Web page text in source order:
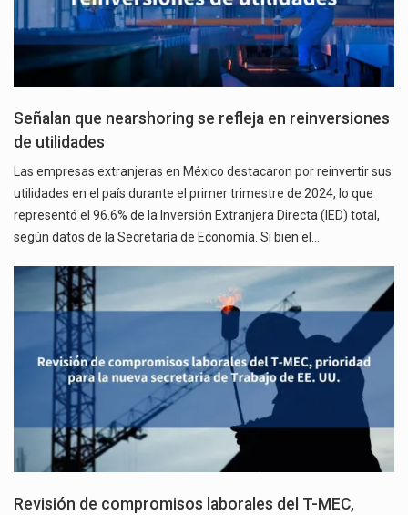
Señalan que nearshoring se refleja en reinversiones
de utilidades
Las empresas extranjeras en México destacaron por reinvertir sus
utilidades en el país durante el primer trimestre de 2024, lo que
representó el 96.6% de la Inversión Extranjera Directa (IED) total,
según datos de la Secretaría de Economía. Si bien el…
Revisión de compromisos laborales del T-MEC,